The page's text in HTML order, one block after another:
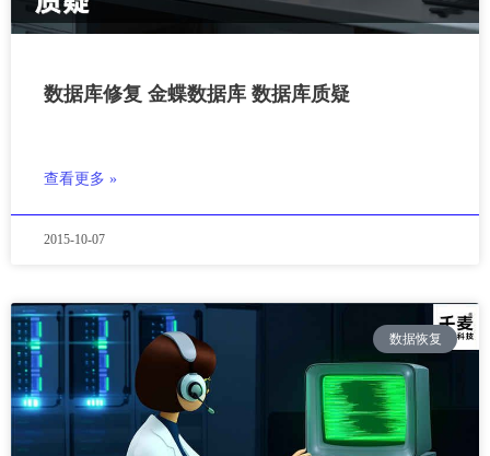
数据库修复 金蝶数据库 数据库质疑
查看更多 »
2015-10-07
数据恢复